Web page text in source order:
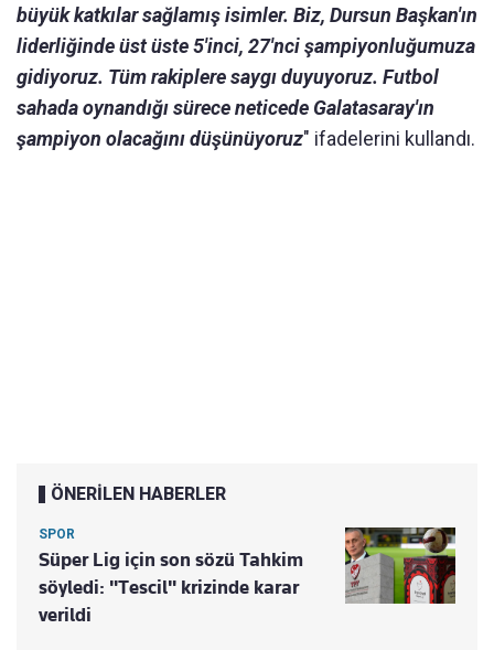
büyük katkılar sağlamış isimler. Biz, Dursun Başkan'ın
liderliğinde üst üste 5'inci, 27'nci şampiyonluğumuza
gidiyoruz. Tüm rakiplere saygı duyuyoruz. Futbol
sahada oynandığı sürece neticede Galatasaray'ın
şampiyon olacağını düşünüyoruz" ifadelerini kullandı.
ÖNERİLEN HABERLER
SPOR
Süper Lig için son sözü Tahkim
söyledi: "Tescil" krizinde karar
verildi